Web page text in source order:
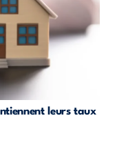
leurs taux